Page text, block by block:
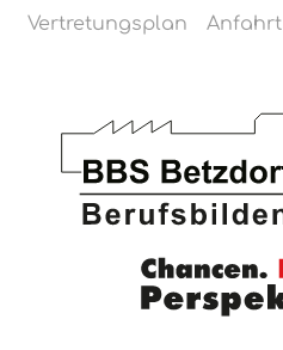
Navigation überspringen
Vertretungsplan Anfahrt